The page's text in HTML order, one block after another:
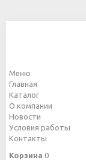
Меню
Главная
Каталог
О компании
Новости
Условия работы
Контакты
Корзина 0